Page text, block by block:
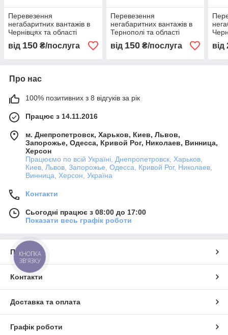
Перевезення
негабаритних вантажів в
Чернівцях та області
від 150 ₴/послуга
Перевезення
негабаритних вантажів в
Тернополі та області
від 150₴/послуга від
Про нас
100% позитивних з 8 відгуків за рік
Працює з 14.11.2016
м. Днепропетровск, Харьков, Киев, Львов,
Запорожье, Одесса, Кривой Рог, Николаев, Винница,
Херсон
Працюємо по всій Україні, Днепропетровск, Харьков,
Киев, Львов, Запорожье, Одесса, Кривой Рог, Николаев,
Винница, Херсон, Україна
Контакти
Сьогодні працює з 08:00 до 17:00
Показати весь графік роботи
Про нас
Контакти
Доставка та оплата
Графік роботи
КНОПКА
ЗВ'ЯЗКУ